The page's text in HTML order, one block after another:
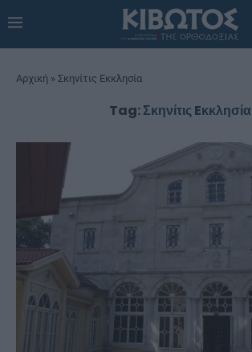
Αρχική » Σκηνίτις Eκκλησία
Tag:Σκηνίτις Eκκλησία